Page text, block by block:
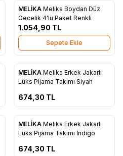
Favorilere Ekle
MELİKA Melika Boydan Düz
Gecelik 4'lü Paket Renkli
1.054,90 TL
Sepete Ekle
Favorilere Ekle
Tükendi
MELİKA Melika Erkek Jakarlı
Lüks Pijama Takımı Siyah
674,30 TL
Favorilere Ekle
Tükendi
MELİKA Melika Erkek Jakarlı
Lüks Pijama Takımı İndigo
674,30 TL